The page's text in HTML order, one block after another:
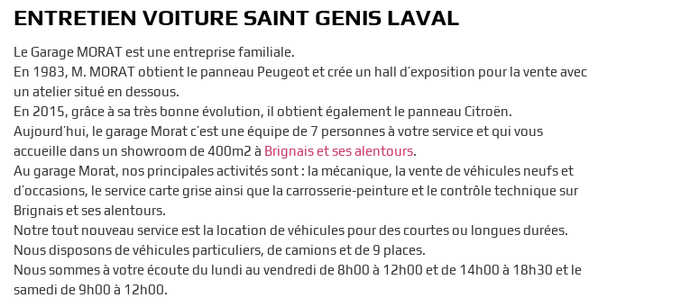
ENTRETIEN VOITURE SAINT GENIS LAVAL
Le Garage MORAT est une entreprise familiale.
En 1983, M. MORAT obtient le panneau Peugeot et crée un hall d’exposition pour la vente avec
un atelier situé en dessous.
En 2015, grâce à sa très bonne évolution, il obtient également le panneau Citroën.
Aujourd’hui, le garage Morat c’est une équipe de 7 personnes à votre service et qui vous
accueille dans un showroom de 400m2 à Brignais et ses alentours.
Au garage Morat, nos principales activités sont : la mécanique, la vente de véhicules neufs et
d’occasions, le service carte grise ainsi que la carrosserie-peinture et le contrôle technique sur
Brignais et ses alentours.
Notre tout nouveau service est la location de véhicules pour des courtes ou longues durées.
Nous disposons de véhicules particuliers, de camions et de 9 places.
Nous sommes à votre écoute du lundi au vendredi de 8h00 à 12h00 et de 14h00 à 18h30 et le
samedi de 9h00 à 12h00.